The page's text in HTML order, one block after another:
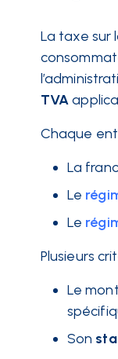
La taxe sur
TVA
Chaque
La
Le
Le
Plusieurs
Le
Son